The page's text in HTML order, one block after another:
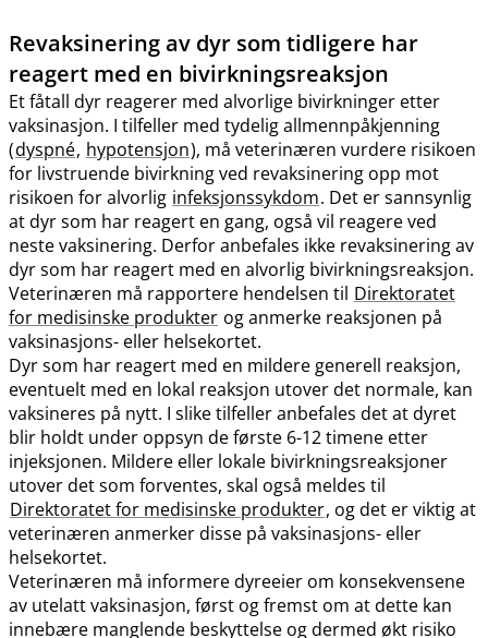
Revaksinering av dyr som tidligere har
reagert med en bivirkningsreaksjon
Et fåtall dyr reagerer med alvorlige bivirkninger etter
vaksinasjon. I tilfeller med tydelig allmennpåkjenning
(dyspné, hypotensjon), må veterinæren vurdere risikoen
for livstruende bivirkning ved revaksinering opp mot
risikoen for alvorlig infeksjonssykdom. Det er sannsynlig
at dyr som har reagert en gang, også vil reagere ved
neste vaksinering. Derfor anbefales ikke revaksinering av
dyr som har reagert med en alvorlig bivirkningsreaksjon.
Veterinæren må rapportere hendelsen til Direktoratet
for medisinske produkter og anmerke reaksjonen på
vaksinasjons- eller helsekortet.
Dyr som har reagert med en mildere generell reaksjon,
eventuelt med en lokal reaksjon utover det normale, kan
vaksineres på nytt. I slike tilfeller anbefales det at dyret
blir holdt under oppsyn de første 6-12 timene etter
injeksjonen. Mildere eller lokale bivirkningsreaksjoner
utover det som forventes, skal også meldes til
Direktoratet for medisinske produkter, og det er viktig at
veterinæren anmerker disse på vaksinasjons- eller
helsekortet.
Veterinæren må informere dyreeier om konsekvensene
av utelatt vaksinasjon, først og fremst om at dette kan
innebære manglende beskyttelse og dermed økt risiko